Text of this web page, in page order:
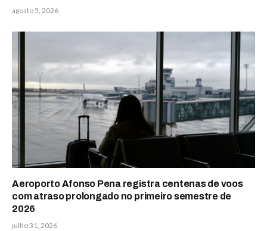
agosto 5, 2026
Aeroporto Afonso Pena registra centenas de voos
com atraso prolongado no primeiro semestre de
2026
julho 31, 2026